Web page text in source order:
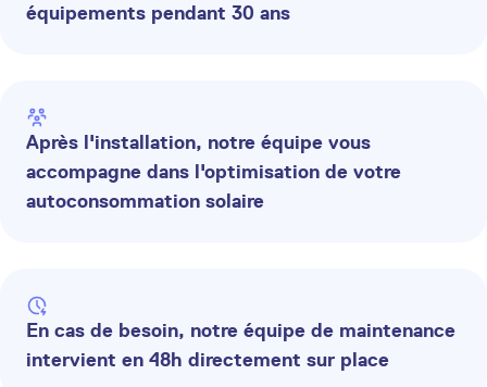
équipements pendant 30 ans
Après l'installation, notre équipe vous
accompagne dans l'optimisation de votre
autoconsommation solaire
En cas de besoin, notre équipe de maintenance
intervient en 48h directement sur place